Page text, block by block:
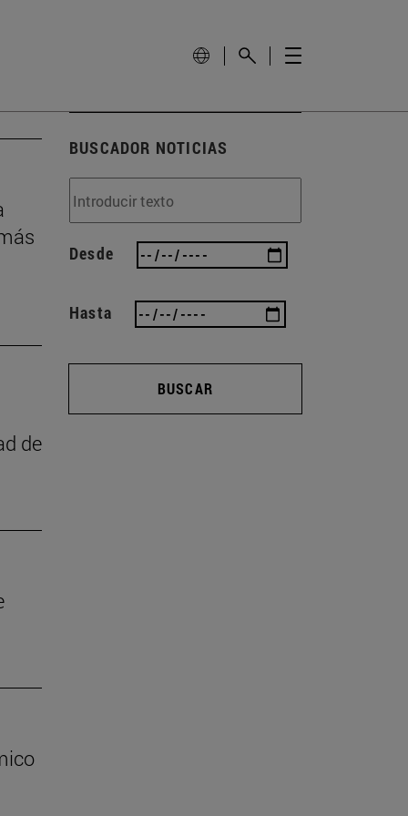
de
BUSCADOR NOTICIAS
Desde
Hasta
BUSCAR